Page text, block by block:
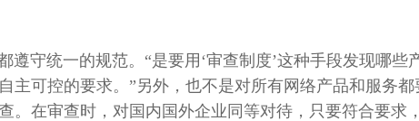
守统一的规范。“是要用‘审查制度’这种手段发现哪些
主可控的要求。”另外，也不是对所有网络产品和服务都
。在审查时，对国内国外企业同等对待，只要符合要求